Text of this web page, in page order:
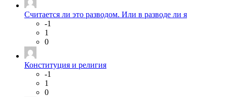
Считается ли это разводом. Или в разводе ли я
-1
1
0
Конституция и религия
-1
1
0